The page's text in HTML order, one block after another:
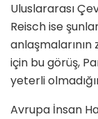
Uluslararası
Reisch ise
anlaşmalarının
için bu görüş,
yeterli
Avrupa İnsan